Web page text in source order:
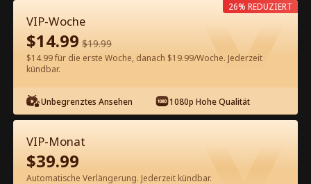
60 Jetzt entsperren
Kostenlos in der App ansehen
VIP-Woche
$14.99 $19.99
$14.99 für die erste Woche, danach $19.99/Woche. Jederzeit
kündbar.
Unbegrenztes Ansehen 1080p Hohe Qualität
26% REDUZIERT
VIP-Monat
$39.99
Automatische Verlängerung. Jederzeit kündbar.